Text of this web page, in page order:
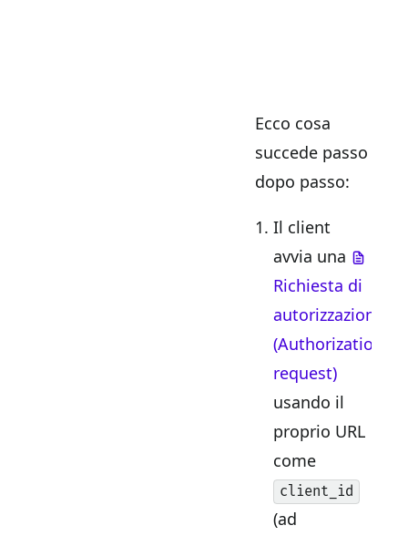
Ecco cosa
succede passo
dopo passo:
Il client
avvia una
Richiesta di
autorizzazione
(Authorization
request)
usando il
proprio URL
come
client_id
(ad